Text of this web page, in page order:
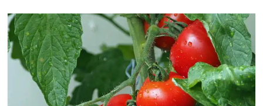
Next Terra International : des solutions logistiques au service
du commerce international